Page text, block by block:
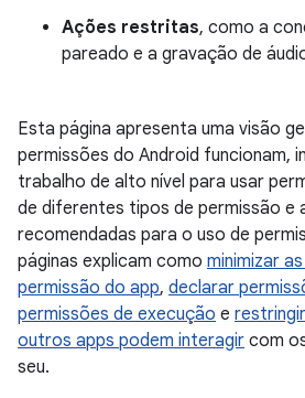
Ações restritas, como a
pareado e a gravação de
Esta página apresenta uma visão
permissões do Android funcionam,
trabalho de alto nível para usar
de diferentes tipos de permissão e
recomendadas para o uso de
páginas explicam como minimizar
permissão do app, declarar
permissões de execução e
outros apps podem interagir com
seu.